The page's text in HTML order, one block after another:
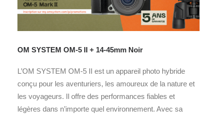
OM SYSTEM OM-5 II + 14-45mm Noir
L’OM SYSTEM OM-5 II est un appareil photo hybride
conçu pour les aventuriers, les amoureux de la nature et
les voyageurs. Il offre des performances fiables et
légères dans n’importe quel environnement. Avec sa